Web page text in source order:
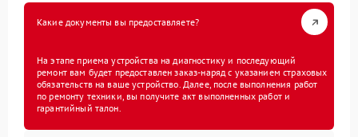
Какие документы вы предоставляете?
На этапе приема устройства на диагностику и последующий
ремонт вам будет предоставлен заказ-наряд с указанием страховых
обязательств на ваше устройство. Далее, после выполнения работ
по ремонту техники, вы получите акт выполненных работ и
гарантийный талон.